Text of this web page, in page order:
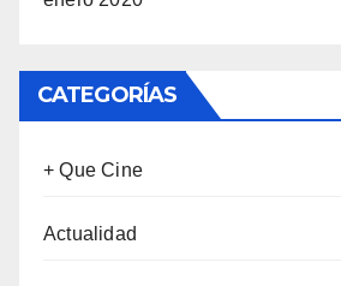
CATEGORÍAS
+ Que Cine
Actualidad